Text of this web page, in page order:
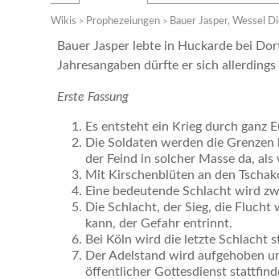
Wikis > Prophezeiungen > Bauer Jasper, Wessel
Bauer Jasper lebte in Huckarde bei
Jahresangaben dürfte er sich
Erste Fassung
Es entsteht ein Krieg durch ganz
Die Soldaten werden die
der Feind in solcher Masse da,
Mit Kirschenblüten an den
Eine bedeutende Schlacht wird
Die Schlacht, der Sieg, die
kann, der Gefahr entrinnt.
Bei Köln wird die letzte Schlacht
Der Adelstand wird aufgehoben
öffentlicher Gottesdienst